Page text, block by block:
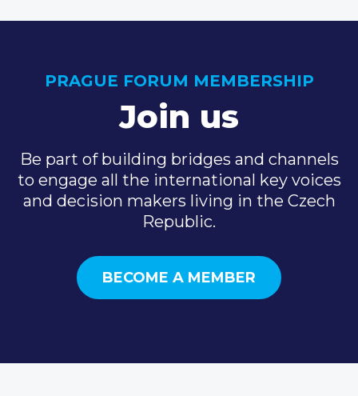
PRAGUE FORUM MEMBERSHIP
Join us
Be part of building bridges and channels
to engage all the international key voices
and decision makers living in the Czech
Republic.
BECOME A MEMBER